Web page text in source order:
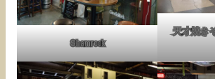
Shamrock
天才焼き